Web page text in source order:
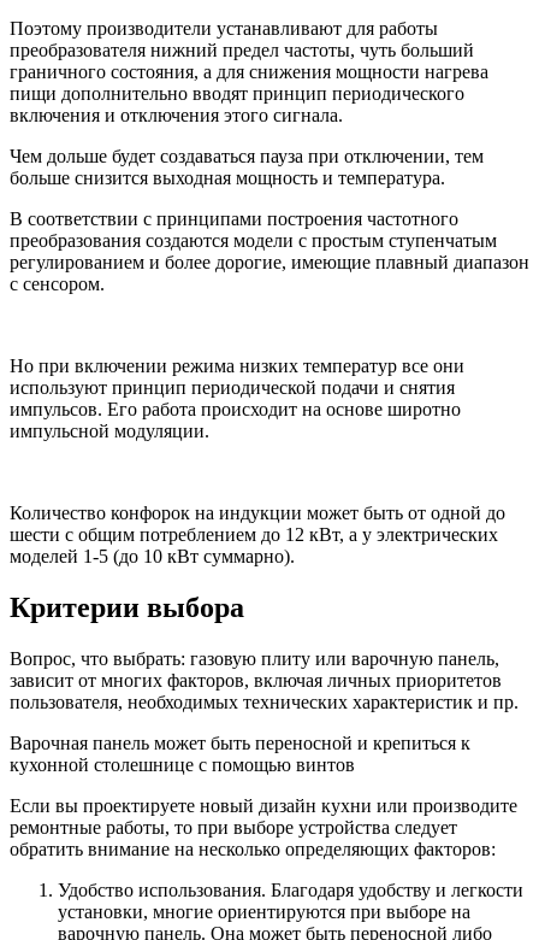
Поэтому производители устанавливают для работы
преобразователя нижний предел частоты, чуть больший
граничного состояния, а для снижения мощности нагрева
пищи дополнительно вводят принцип периодического
включения и отключения этого сигнала.
Чем дольше будет создаваться пауза при отключении, тем
больше снизится выходная мощность и температура.
В соответствии с принципами построения частотного
преобразования создаются модели с простым ступенчатым
регулированием и более дорогие, имеющие плавный диапазон
с сенсором.
Но при включении режима низких температур все они
используют принцип периодической подачи и снятия
импульсов. Его работа происходит на основе широтно
импульсной модуляции.
Количество конфорок на индукции может быть от одной до
шести с общим потреблением до 12 кВт, а у электрических
моделей 1-5 (до 10 кВт суммарно).
Критерии выбора
Вопрос, что выбрать: газовую плиту или варочную панель,
зависит от многих факторов, включая личных приоритетов
пользователя, необходимых технических характеристик и пр.
Варочная панель может быть переносной и крепиться к
кухонной столешнице с помощью винтов
Если вы проектируете новый дизайн кухни или производите
ремонтные работы, то при выборе устройства следует
обратить внимание на несколько определяющих факторов:
Удобство использования. Благодаря удобству и легкости
установки, многие ориентируются при выборе на
варочную панель. Она может быть переносной либо